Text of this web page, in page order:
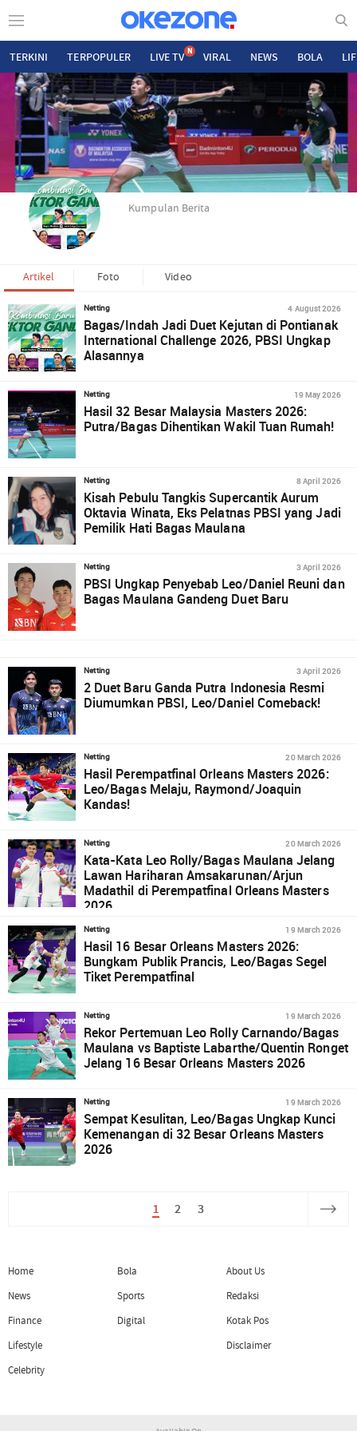
TERKINI TERPOPULER LIVE TV N VIRAL NEWS BOLA
Kumpulan Berita
Artikel Foto Video
Netting 4 August 2026
Bagas/Indah Jadi Duet Kejutan di Pontianak
International Challenge 2026, PBSI Ungkap
Alasannya
Netting 19 May 2026
Hasil 32 Besar Malaysia Masters 2026:
Putra/Bagas Dihentikan Wakil Tuan Rumah!
Netting 8 April 2026
Kisah Pebulu Tangkis Supercantik Aurum
Oktavia Winata, Eks Pelatnas PBSI yang Jadi
Pemilik Hati Bagas Maulana
Netting 3 April 2026
PBSI Ungkap Penyebab Leo/Daniel Reuni dan
Bagas Maulana Gandeng Duet Baru
Netting 3 April 2026
2 Duet Baru Ganda Putra Indonesia Resmi
Diumumkan PBSI, Leo/Daniel Comeback!
Netting 20 March 2026
Hasil Perempatfinal Orleans Masters 2026:
Leo/Bagas Melaju, Raymond/Joaquin
Kandas!
Netting 20 March 2026
Kata-Kata Leo Rolly/Bagas Maulana Jelang
Lawan Hariharan Amsakarunan/Arjun
Madathil di Perempatfinal Orleans Masters
2026
Netting 19 March 2026
Hasil 16 Besar Orleans Masters 2026:
Bungkam Publik Prancis, Leo/Bagas Segel
Tiket Perempatfinal
Netting 19 March 2026
Rekor Pertemuan Leo Rolly Carnando/Bagas
Maulana vs Baptiste Labarthe/Quentin Ronget
Jelang 16 Besar Orleans Masters 2026
Netting 19 March 2026
Sempat Kesulitan, Leo/Bagas Ungkap Kunci
Kemenangan di 32 Besar Orleans Masters
2026
1 2 3
Home
News
Finance
Lifestyle
Celebrity
Bola
Sports
Digital
About Us
Redaksi
Kotak Pos
Disclaimer